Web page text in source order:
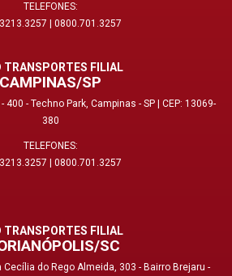
TELEFONES:
0800.701.3257
TRANSPORTES FILIAL
CAMPINAS/SP
- Techno Park, Campinas - SP | CEP: 13069-
380
TELEFONES:
0800.701.3257
TRANSPORTES FILIAL
SC
Cecília do Rego Almeida, 303 - Bairro Brejaru -